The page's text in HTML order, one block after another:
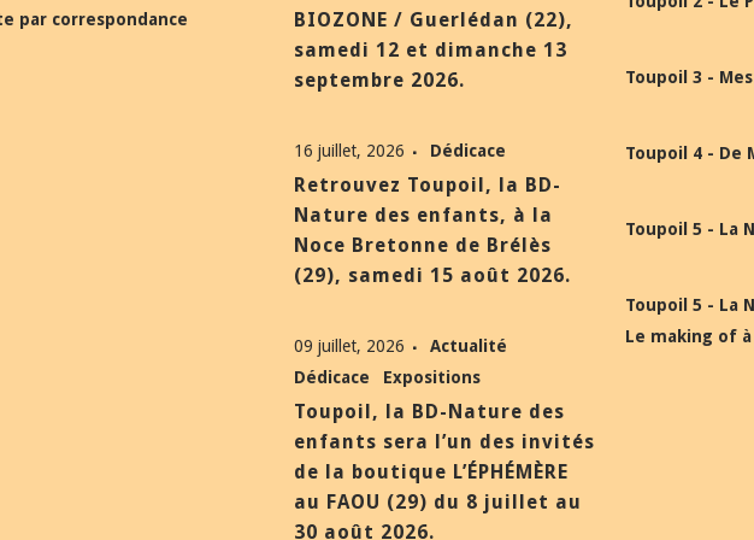
par correspondance
BIOZONE / Guerlédan (22),
samedi 12 et dimanche 13
septembre 2026.
16 juillet, 2026 Dédicace
Retrouvez Toupoil, la BD-
Nature des enfants, à la
Noce Bretonne de Brélès
(29), samedi 15 août 2026.
09 juillet, 2026
Actualité
Dédicace
Expositions
Toupoil, la BD-Nature des
enfants sera l’un des invités
de la boutique L’ÉPHÉMÈRE
au FAOU (29) du 8 juillet au
30 août 2026.
Toupoil 3 -
Toupoil 4 - De
Toupoil 5 - La
Toupoil 5 - La
Le making of